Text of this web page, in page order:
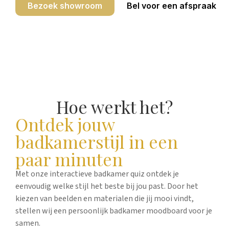
Bezoek showroom Bel voor een afspraak
Hoe werkt het?
Ontdek jouw
badkamerstijl in een
paar minuten
Met onze interactieve badkamer quiz ontdek je
eenvoudig welke stijl het beste bij jou past. Door het
kiezen van beelden en materialen die jij mooi vindt,
stellen wij een persoonlijk badkamer moodboard voor je
samen.